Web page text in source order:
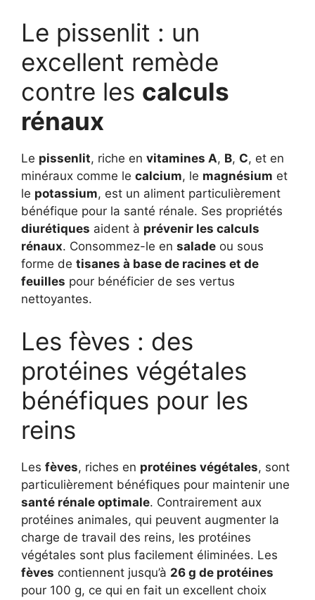
Le pissenlit : un
excellent remède
contre les calculs
rénaux
Le pissenlit, riche en vitamines A, B, C, et en
minéraux comme le calcium, le magnésium et
le potassium, est un aliment particulièrement
bénéfique pour la santé rénale. Ses propriétés
diurétiques aident à prévenir les calculs
rénaux. Consommez-le en salade ou sous
forme de tisanes à base de racines et de
feuilles pour bénéficier de ses vertus
nettoyantes.
Les fèves : des
protéines végétales
bénéfiques pour les
reins
Les fèves, riches en protéines végétales, sont
particulièrement bénéfiques pour maintenir une
santé rénale optimale. Contrairement aux
protéines animales, qui peuvent augmenter la
charge de travail des reins, les protéines
végétales sont plus facilement éliminées. Les
fèves contiennent jusqu’à 26 g de protéines
pour 100 g, ce qui en fait un excellent choix